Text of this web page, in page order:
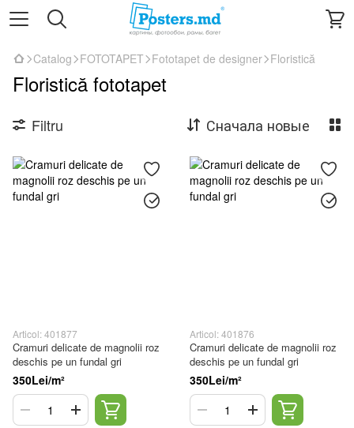
Catalog FOTOTAPET Fototapet de designer Floristică
Floristică fototapet
Filtru Сначала новые
Articol: 401877
Cramuri delicate de magnolii roz
deschis pe un fundal gri
350Lei/m²
Articol: 401876
Cramuri delicate de magnolii roz
deschis pe un fundal gri
350Lei/m²